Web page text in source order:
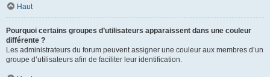
Haut
Pourquoi certains groupes d’utilisateurs apparaissent dans une couleur
différente ?
Les administrateurs du forum peuvent assigner une couleur aux membres d’un
groupe d’utilisateurs afin de faciliter leur identification.